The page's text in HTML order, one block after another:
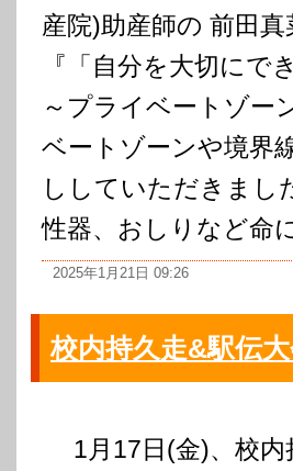
産院)助産師の 前田
『「自分を大切にで
～プライベートゾー
ベートゾーンや境界
ししていただきま
性器、おしりなど命
2025年1月21日 09:26
校内持久走&駅伝
1月17日(金)、校内